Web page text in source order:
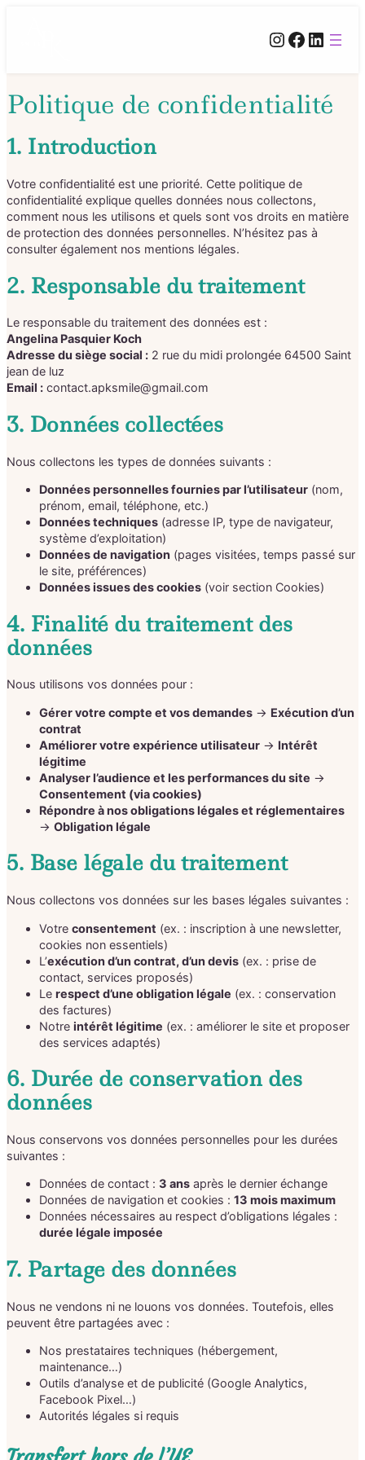
Instagram Facebook LinkedIn
Politique de confidentialité
1. Introduction
Votre confidentialité est une priorité. Cette politique de
confidentialité explique quelles données nous collectons,
comment nous les utilisons et quels sont vos droits en matière
de protection des données personnelles. N’hésitez pas à
consulter également nos mentions légales.
2. Responsable du traitement
Le responsable du traitement des données est :
Angelina Pasquier Koch
Adresse du siège social : 2 rue du midi prolongée 64500 Saint
jean de luz
Email : contact.apksmile@gmail.com
3. Données collectées
Nous collectons les types de données suivants :
Données personnelles fournies par l’utilisateur (nom,
prénom, email, téléphone, etc.)
Données techniques (adresse IP, type de navigateur,
système d’exploitation)
Données de navigation (pages visitées, temps passé sur
le site, préférences)
Données issues des cookies (voir section Cookies)
4. Finalité du traitement des
données
Nous utilisons vos données pour :
Gérer votre compte et vos demandes → Exécution d’un
contrat
Améliorer votre expérience utilisateur → Intérêt
légitime
Analyser l’audience et les performances du site →
Consentement (via cookies)
Répondre à nos obligations légales et réglementaires
→ Obligation légale
5. Base légale du traitement
Nous collectons vos données sur les bases légales suivantes :
Votre consentement (ex. : inscription à une newsletter,
cookies non essentiels)
L’exécution d’un contrat, d’un devis (ex. : prise de
contact, services proposés)
Le respect d’une obligation légale (ex. : conservation
des factures)
Notre intérêt légitime (ex. : améliorer le site et proposer
des services adaptés)
6. Durée de conservation des
données
Nous conservons vos données personnelles pour les durées
suivantes :
Données de contact : 3 ans après le dernier échange
Données de navigation et cookies : 13 mois maximum
Données nécessaires au respect d’obligations légales :
durée légale imposée
7. Partage des données
Nous ne vendons ni ne louons vos données. Toutefois, elles
peuvent être partagées avec :
Nos prestataires techniques (hébergement,
maintenance…)
Outils d’analyse et de publicité (Google Analytics,
Facebook Pixel…)
Autorités légales si requis